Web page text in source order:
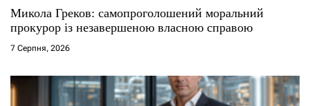
Микола Греков: самопроголошений моральний
прокурор із незавершеною власною справою
7 Серпня, 2026